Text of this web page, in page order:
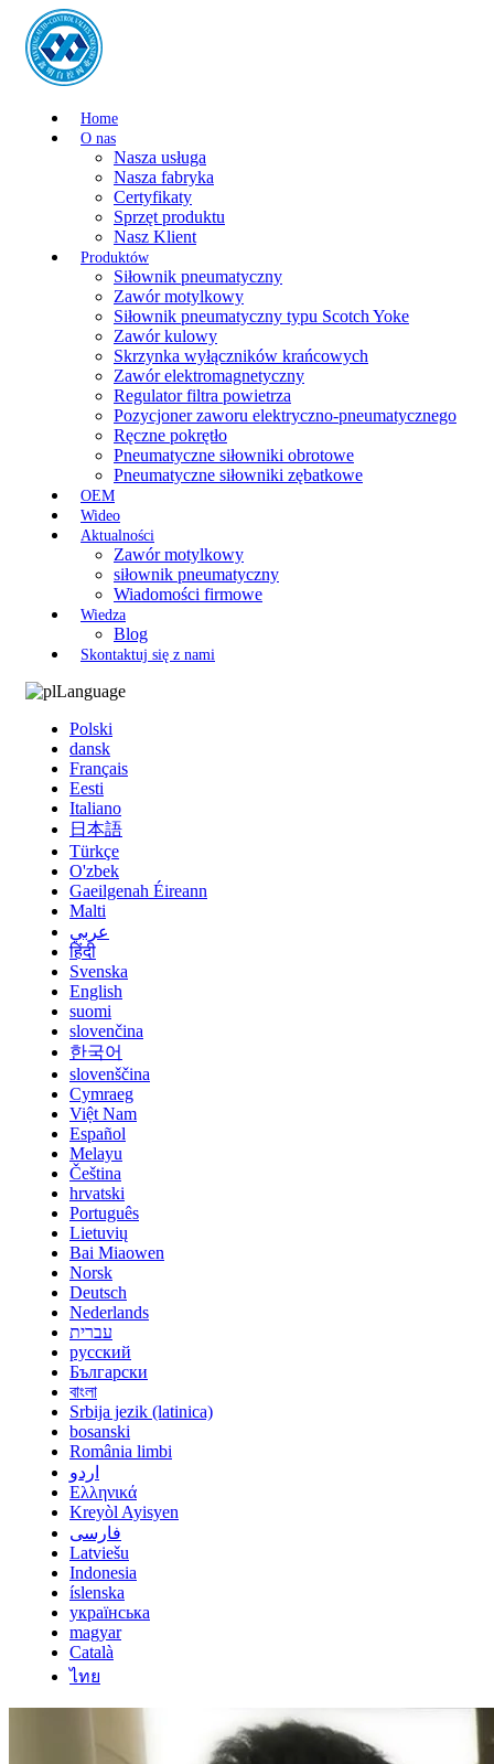
Home
O nas
Nasza usługa
Nasza fabryka
Certyfikaty
Sprzęt produktu
Nasz Klient
Produktów
Siłownik pneumatyczny
Zawór motylkowy
Siłownik pneumatyczny typu Scotch Yoke
Zawór kulowy
Skrzynka wyłączników krańcowych
Zawór elektromagnetyczny
Regulator filtra powietrza
Pozycjoner zaworu elektryczno-pneumatycznego
Ręczne pokrętło
Pneumatyczne siłowniki obrotowe
Pneumatyczne siłowniki zębatkowe
OEM
Wideo
Aktualności
Zawór motylkowy
siłownik pneumatyczny
Wiadomości firmowe
Wiedza
Blog
Skontaktuj się z nami
Language
Polski
dansk
Français
Eesti
Italiano
日本語
Türkçe
O'zbek
Gaeilgenah Éireann
Malti
عربي
हिंदी
Svenska
English
suomi
slovenčina
한국어
slovenščina
Cymraeg
Việt Nam
Español
Melayu
Čeština
hrvatski
Português
Lietuvių
Bai Miaowen
Norsk
Deutsch
Nederlands
עברית
русский
Български
বাংলা
Srbija jezik (latinica)
bosanski
România limbi
اردو
Ελληνικά
Kreyòl Ayisyen
فارسی
Latviešu
Indonesia
íslenska
українська
magyar
Català
ไทย